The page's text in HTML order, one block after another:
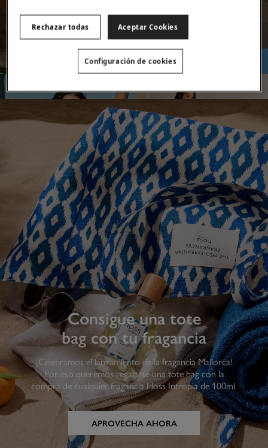
Ver condiciones
XS-S
Consigue una tote
bag con tu fragancia
¡Celebramos el lanzamiento de la fragancia Mallorca!
Por eso queremos regalarte una tote bag con la
compra de cualquier fragancia Hoss Intropia de 100ml.
APROVECHA AHORA
Rechazar todas Aceptar Cookies
Configuración de cookies